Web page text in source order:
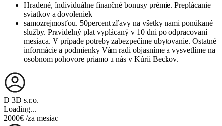
Hradené, Individuálne finančné bonusy prémie. Preplácanie
sviatkov a dovoleniek
samozrejmosťou. 50percent zľavy na všetky nami ponúkané
služby. Pravidelný plat vyplácaný v 10 dni po odpracovaní
mesiaca. V prípade potreby zabezpečíme ubytovanie. Ostatné
informácie a podmienky Vám radi objasníme a vysvetlíme na
osobnom pohovore priamo u nás v Kúrii Beckov.
D 3D s.r.o.
Loading...
2000€ /za mesiac